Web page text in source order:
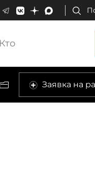
Заявка на